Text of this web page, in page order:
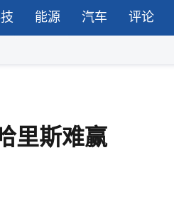
能源 汽车 评论
里斯难赢